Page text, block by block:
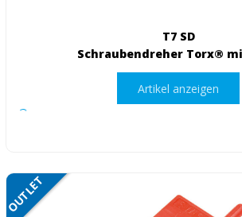
T7 SD
Schraubendreher Torx®
Artikel anzeigen
NETTO
OUTLET